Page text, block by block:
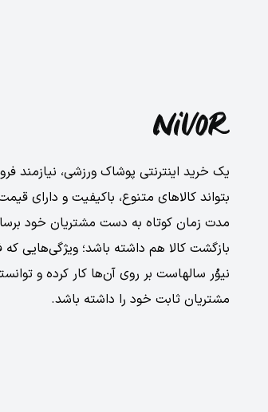
یک خرید اینترنتی پوشاک ورزشی، نیازمند
بتواند کالاهای متنوع، باکیفیت و دارای
مدت زمان کوتاه به دست مشتریان خود
بازگشت کالا هم داشته باشد؛ ویژگی‌هایی که
نیوُر سالهاست بر روی آن‌ها کار کرده و
مشتریان ثابت خود را داشته باشد.